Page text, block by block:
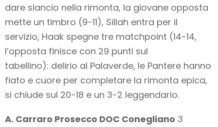
dare slancio nella rimonta, la giovane opposta
mette un timbro (9-11), Sillah entra per il
servizio, Haak spegne tre matchpoint (14-14,
l’opposta finisce con 29 punti sul
tabellino): delirio al Palaverde, le Pantere hanno
fiato e cuore per completare la rimonta epica,
si chiude sul 20-18 e un 3-2 leggendario.
A. Carraro Prosecco DOC Conegliano 3